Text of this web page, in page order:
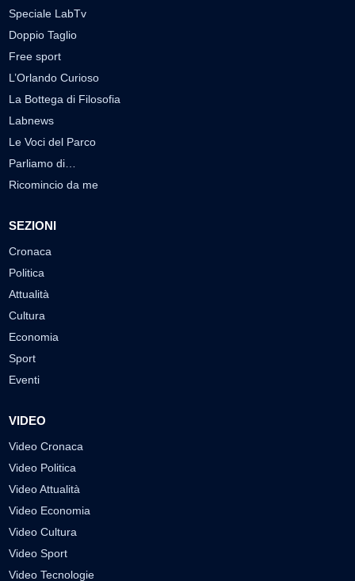
Speciale LabTv
Doppio Taglio
Free sport
L’Orlando Curioso
La Bottega di Filosofia
Labnews
Le Voci del Parco
Parliamo di…
Ricomincio da me
SEZIONI
Cronaca
Politica
Attualità
Cultura
Economia
Sport
Eventi
VIDEO
Video Cronaca
Video Politica
Video Attualità
Video Economia
Video Cultura
Video Sport
Video Tecnologie